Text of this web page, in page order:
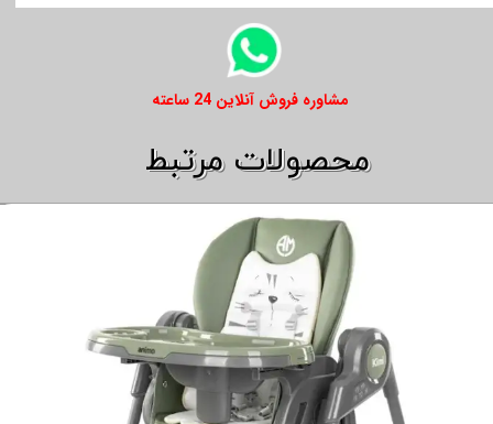
​​مشاوره فروش آنلاین 24 ساعته
​​محصولات مرتبط